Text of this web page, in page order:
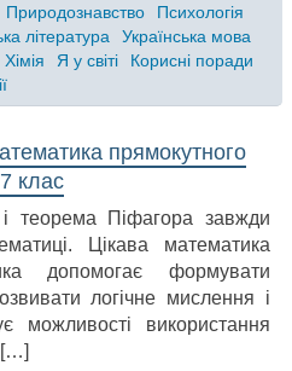
Природознавство
Психологія
література
Українська мова
Хімія Я у світі
Корисні поради
прямокутного
клас
і теорема Піфагора завжди
Цікава математика
допомогає формувати
логічне мислення і
можливості використання
[…]